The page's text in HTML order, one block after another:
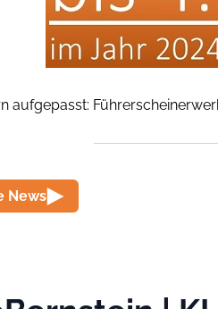
aufgepasst:
News